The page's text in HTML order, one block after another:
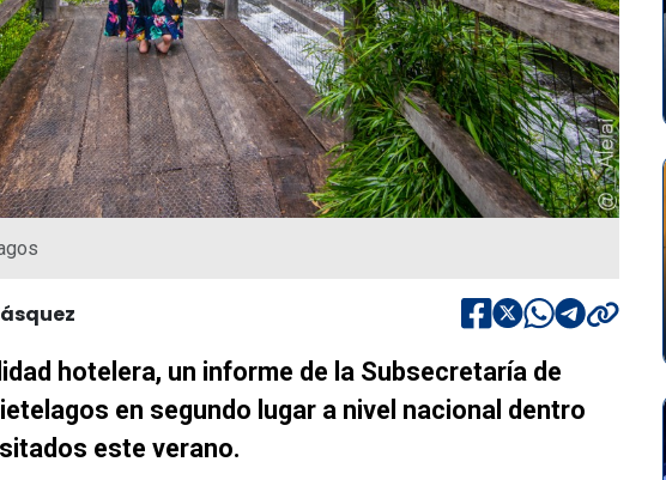
hotelera, un informe de la Subsecretaría de
en segundo lugar a nivel nacional dentro
este verano.